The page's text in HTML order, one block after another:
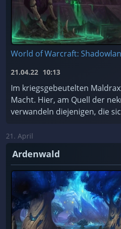
World of Warcraft:
21.04.22 10:13
Im kriegsgebeutelten
Macht. Hier, am Quell der
verwandeln diejenigen, die
21. April
Ardenwald